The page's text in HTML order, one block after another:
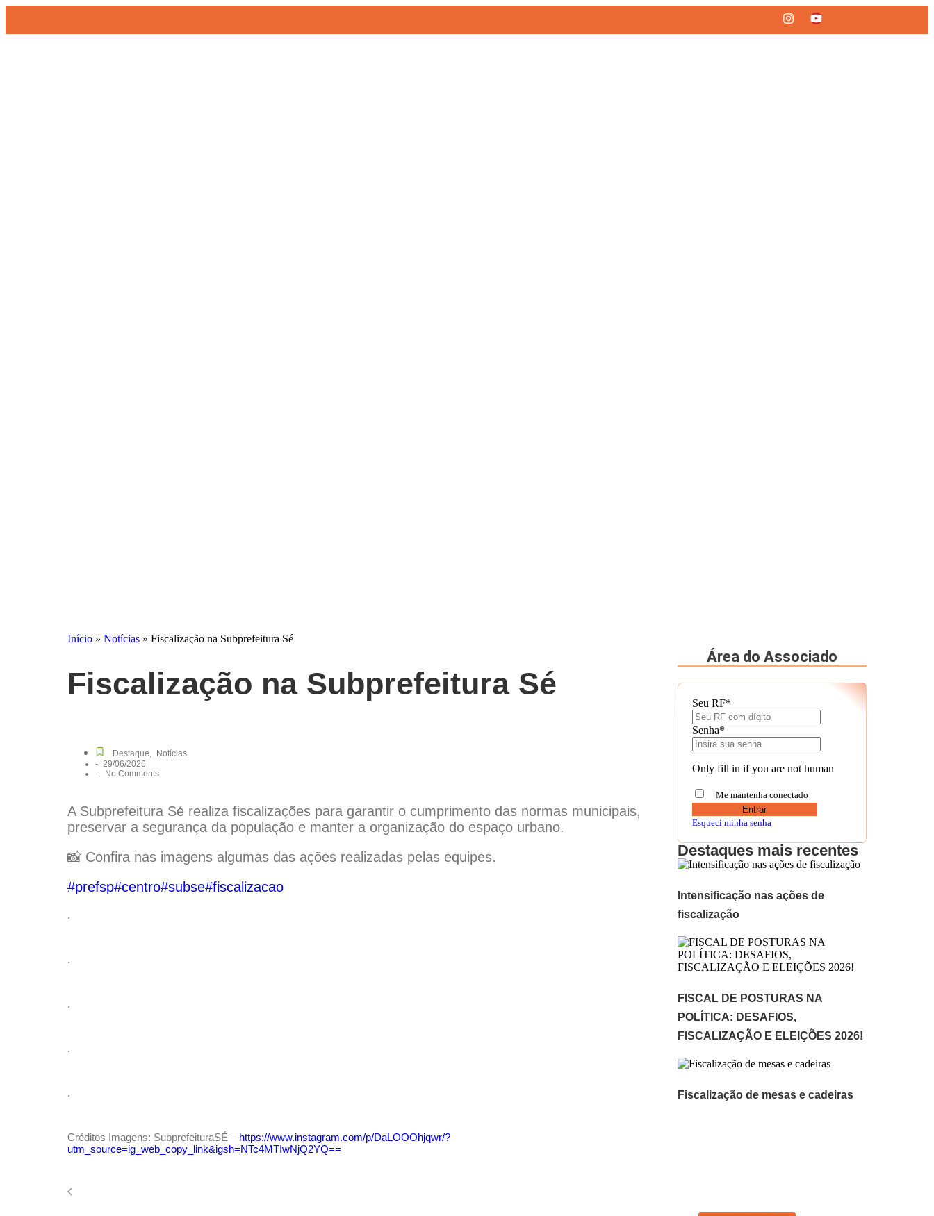
Início » Notícias » Fiscalização na Subprefeitura Sé
Fiscalização na Subprefeitura Sé
Destaque,
Notícias
- 29/06/2026
-
No Comments
A Subprefeitura Sé realiza fiscalizações para garantir o cumprimento das normas municipais,
preservar a segurança da população e manter a organização do espaço urbano.
📸 Confira nas imagens algumas das ações realizadas pelas equipes.
#prefsp#centro#subse#fiscalizacao
.
.
.
.
.
Créditos Imagens: SubprefeituraSÉ –https://www.instagram.com/p/DaLOOOhjqwr/?
utm_source=ig_web_copy_link&igsh=NTc4MTIwNjQ2YQ==
Área do Associado
Seu RF*
Senha*
Only fill in if you are not human
Me mantenha conectado
Esqueci minha senha
Destaques mais recentes
Intensificação nas ações de
fiscalização
FISCAL DE POSTURAS NA
POLÍTICA: DESAFIOS,
FISCALIZAÇÃO E ELEIÇÕES 2026!
Fiscalização de mesas e cadeiras